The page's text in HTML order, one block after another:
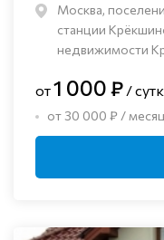
Москва,
станции
недвижимости
от1 000 ₽ /
от 30 000 ₽ / месяц